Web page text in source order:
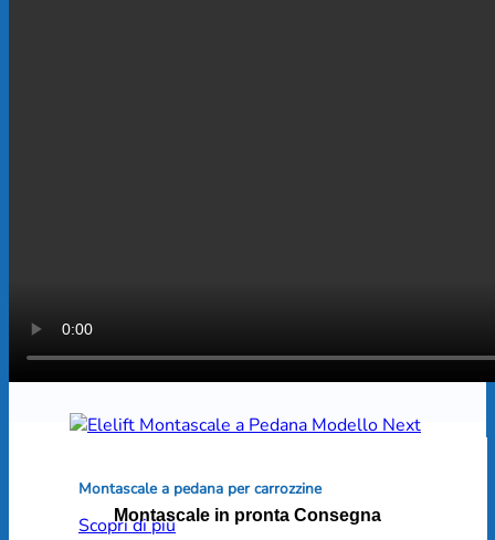
Montascale a pedana per carrozzine
Scopri di più
Montascale in pronta Consegna